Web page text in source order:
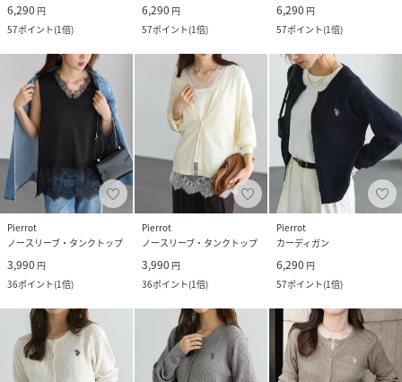
6,290 円
57ポイント(1倍)
6,290 円
57ポイント(1倍)
6,290 円
57ポイント(1倍)
Pierrot
ノースリーブ・タンクトップ
3,990 円
36ポイント(1倍)
Pierrot
ノースリーブ・タンクトップ
3,990 円
36ポイント(1倍)
Pierrot
カーディガン
6,290 円
57ポイント(1倍)